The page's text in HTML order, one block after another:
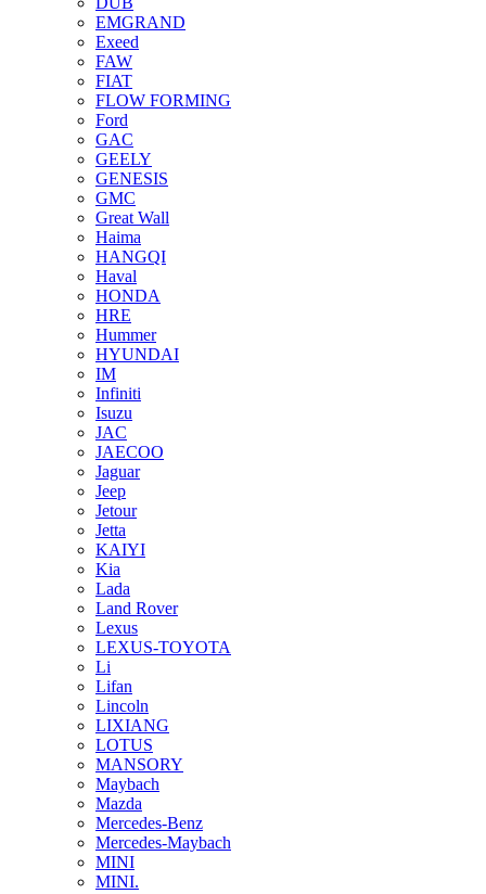
EMGRAND
Exeed
FAW
FIAT
FLOW FORMING
Ford
GAC
GEELY
GENESIS
GMC
Great Wall
Haima
HANGQI
Haval
HONDA
HRE
Hummer
HYUNDAI
IM
Infiniti
Isuzu
JAC
JAECOO
Jaguar
Jeep
Jetour
Jetta
KAIYI
Kia
Lada
Land Rover
Lexus
LEXUS-TOYOTA
Li
Lifan
Lincoln
LIXIANG
LOTUS
MANSORY
Maybach
Mazda
Mercedes-Benz
Mercedes-Maybach
MINI
MINI.